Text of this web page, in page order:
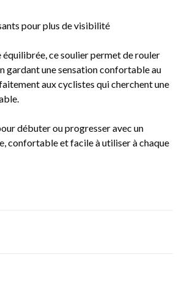
pour plus de visibilité
équilibrée, ce soulier permet de rouler
gardant une sensation confortable au
aux cyclistes qui cherchent une
débuter ou progresser avec un
confortable et facile à utiliser à chaque